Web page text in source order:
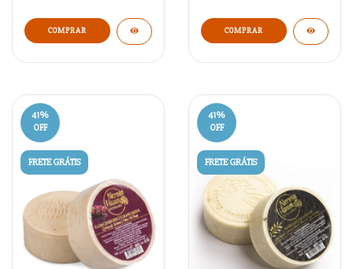
41%
OFF
FRETE GRÁTIS
41%
OFF
FRETE GRÁTIS